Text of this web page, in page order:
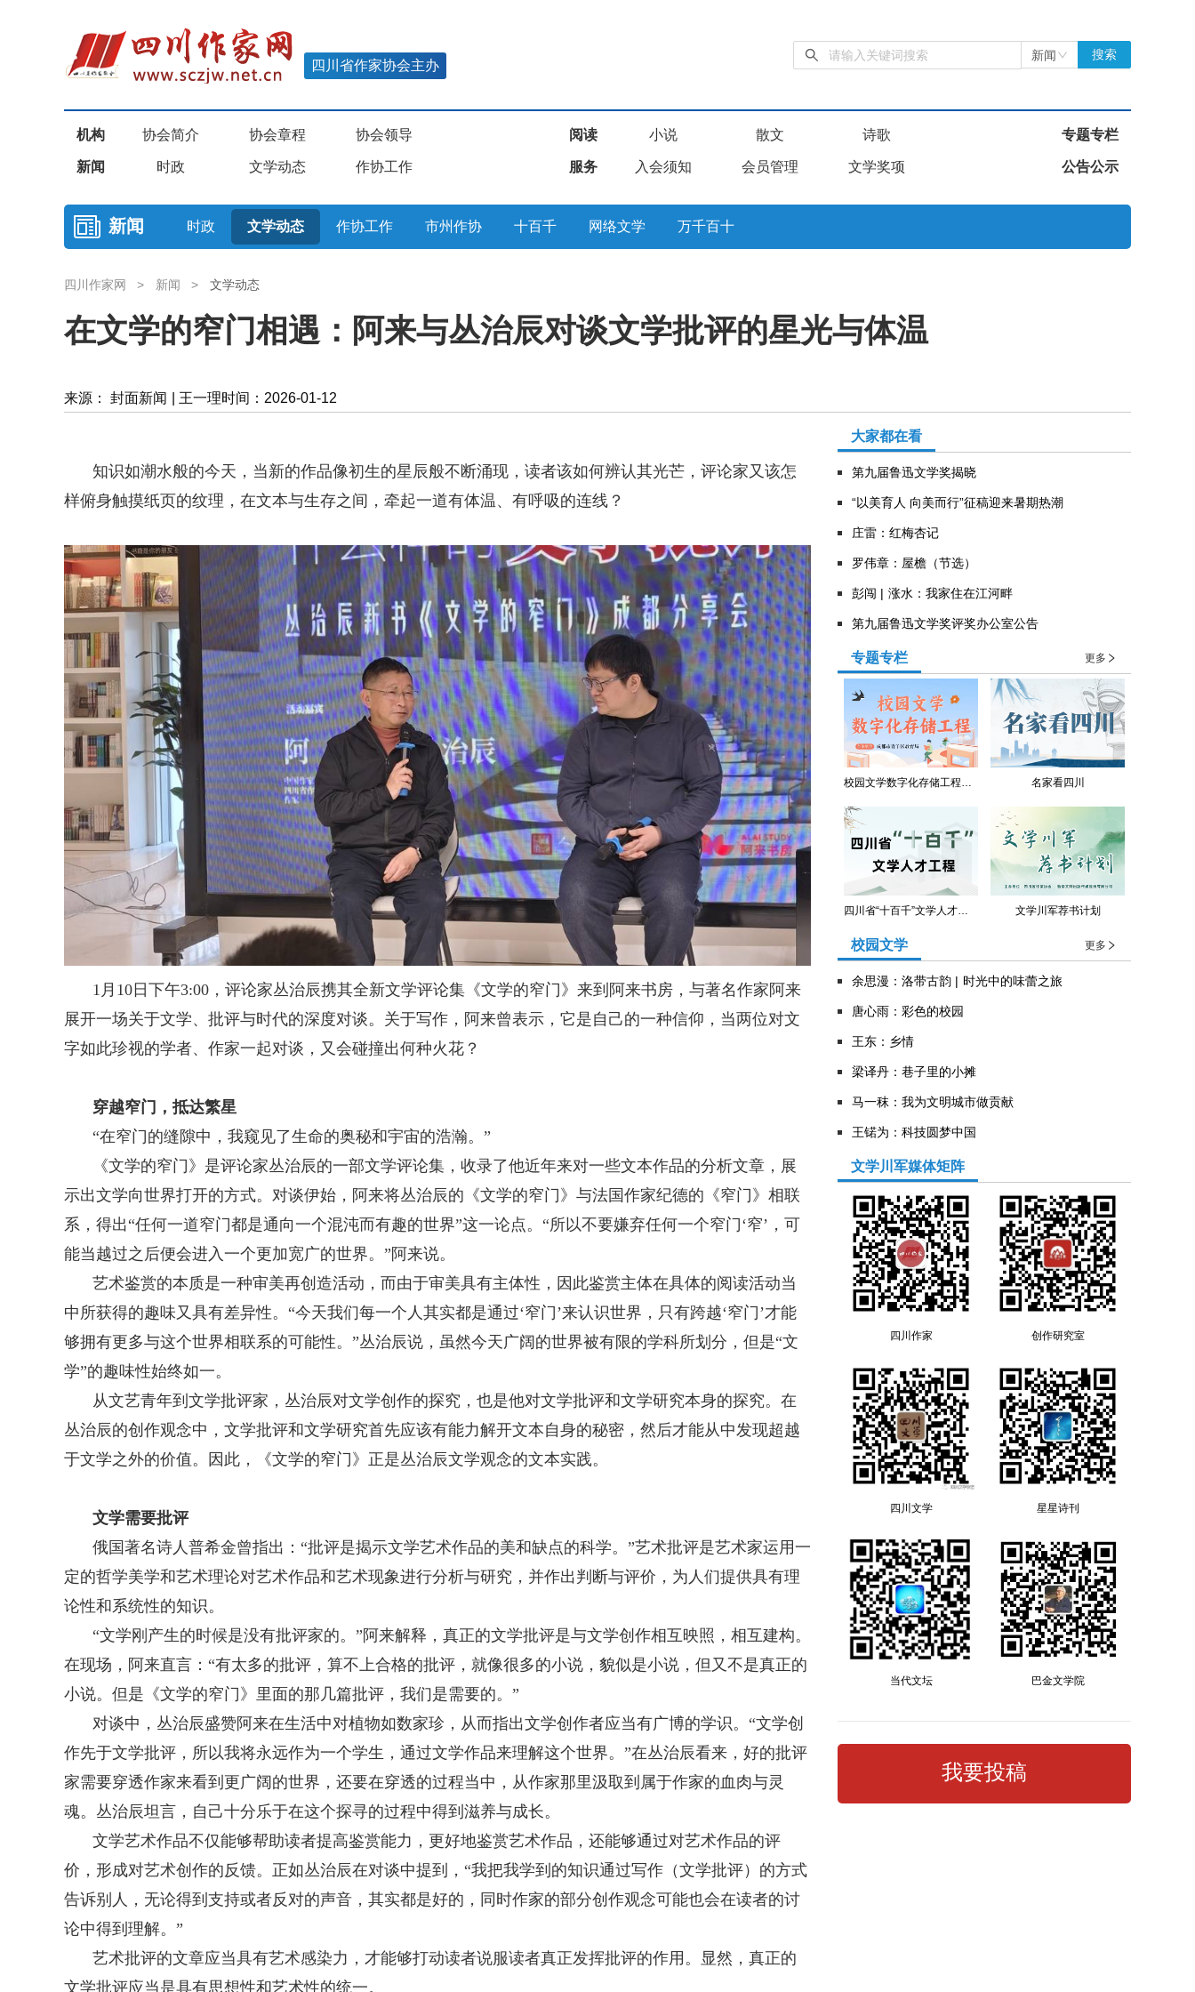
四川省作家协会主办
新闻 搜索
机构 协会简介 协会章程 协会领导 阅读 小说 散文 诗歌 专题专栏
新闻 时政 文学动态 作协工作 服务 入会须知 会员管理 文学奖项 公告公示
新闻 时政 文学动态 作协工作 市州作协 十百千 网络文学 万千百十
四川作家网 > 新闻 > 文学动态
在文学的窄门相遇：阿来与丛治辰对谈文学批评的星光与体温
来源： 封面新闻 | 王一理时间：2026-01-12
知识如潮水般的今天，当新的作品像初生的星辰般不断涌现，读者该如何辨认其光芒，评论家又该怎
样俯身触摸纸页的纹理，在文本与生存之间，牵起一道有体温、有呼吸的连线？
1月10日下午3:00，评论家丛治辰携其全新文学评论集《文学的窄门》来到阿来书房，与著名作家阿来
展开一场关于文学、批评与时代的深度对谈。关于写作，阿来曾表示，它是自己的一种信仰，当两位对文
字如此珍视的学者、作家一起对谈，又会碰撞出何种火花？
穿越窄门，抵达繁星
“在窄门的缝隙中，我窥见了生命的奥秘和宇宙的浩瀚。”
《文学的窄门》是评论家丛治辰的一部文学评论集，收录了他近年来对一些文本作品的分析文章，展
示出文学向世界打开的方式。对谈伊始，阿来将丛治辰的《文学的窄门》与法国作家纪德的《窄门》相联
系，得出“任何一道窄门都是通向一个混沌而有趣的世界”这一论点。“所以不要嫌弃任何一个窄门‘窄’，可
能当越过之后便会进入一个更加宽广的世界。”阿来说。
艺术鉴赏的本质是一种审美再创造活动，而由于审美具有主体性，因此鉴赏主体在具体的阅读活动当
中所获得的趣味又具有差异性。“今天我们每一个人其实都是通过‘窄门’来认识世界，只有跨越‘窄门’才能
够拥有更多与这个世界相联系的可能性。”丛治辰说，虽然今天广阔的世界被有限的学科所划分，但是“文
学”的趣味性始终如一。
从文艺青年到文学批评家，丛治辰对文学创作的探究，也是他对文学批评和文学研究本身的探究。在
丛治辰的创作观念中，文学批评和文学研究首先应该有能力解开文本自身的秘密，然后才能从中发现超越
于文学之外的价值。因此，《文学的窄门》正是丛治辰文学观念的文本实践。
文学需要批评
俄国著名诗人普希金曾指出：“批评是揭示文学艺术作品的美和缺点的科学。”艺术批评是艺术家运用一
定的哲学美学和艺术理论对艺术作品和艺术现象进行分析与研究，并作出判断与评价，为人们提供具有理
论性和系统性的知识。
“文学刚产生的时候是没有批评家的。”阿来解释，真正的文学批评是与文学创作相互映照，相互建构。
在现场，阿来直言：“有太多的批评，算不上合格的批评，就像很多的小说，貌似是小说，但又不是真正的
小说。但是《文学的窄门》里面的那几篇批评，我们是需要的。”
对谈中，丛治辰盛赞阿来在生活中对植物如数家珍，从而指出文学创作者应当有广博的学识。“文学创
作先于文学批评，所以我将永远作为一个学生，通过文学作品来理解这个世界。”在丛治辰看来，好的批评
家需要穿透作家来看到更广阔的世界，还要在穿透的过程当中，从作家那里汲取到属于作家的血肉与灵
魂。丛治辰坦言，自己十分乐于在这个探寻的过程中得到滋养与成长。
文学艺术作品不仅能够帮助读者提高鉴赏能力，更好地鉴赏艺术作品，还能够通过对艺术作品的评
价，形成对艺术创作的反馈。正如丛治辰在对谈中提到，“我把我学到的知识通过写作（文学批评）的方式
告诉别人，无论得到支持或者反对的声音，其实都是好的，同时作家的部分创作观念可能也会在读者的讨
论中得到理解。”
艺术批评的文章应当具有艺术感染力，才能够打动读者说服读者真正发挥批评的作用。显然，真正的
文学批评应当是具有思想性和艺术性的统一。
大家都在看
第九届鲁迅文学奖揭晓
“以美育人 向美而行”征稿迎来暑期热潮
庄雷：红梅杏记
罗伟章：屋檐（节选）
彭闯 | 涨水：我家住在江河畔
第九届鲁迅文学奖评奖办公室公告
专题专栏 更多
校园文学数字化存储工程（青羊区教育局） 名家看四川
四川省“十百千”文学人才工程 文学川军荐书计划
校园文学 更多
余思漫：洛带古韵 | 时光中的味蕾之旅
唐心雨：彩色的校园
王东：乡情
​梁译丹：巷子里的小摊
马一秣：我为文明城市做贡献
王锘为：科技圆梦中国
文学川军媒体矩阵
四川作家 创作研究室
四川文学 星星诗刊
当代文坛 巴金文学院
我要投稿